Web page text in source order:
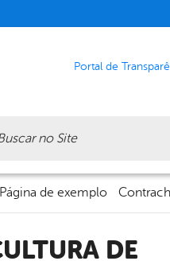
Portal de
Página de exemplo